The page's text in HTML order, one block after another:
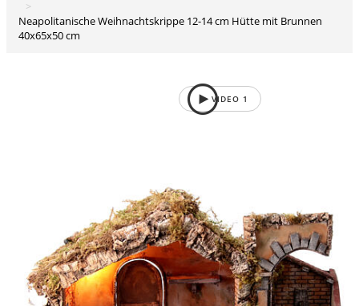
Neapolitanische Weihnachtskrippe 12-14 cm Hütte mit Brunnen
40x65x50 cm
VIDEO 1